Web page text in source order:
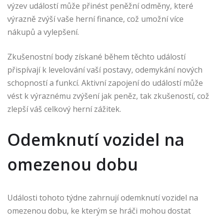
výzev událostí může přinést peněžní odměny, které
výrazně zvýší vaše herní finance, což umožní více
nákupů a vylepšení.
Zkušenostní body získané během těchto událostí
přispívají k levelování vaší postavy, odemykání nových
schopností a funkcí. Aktivní zapojení do událostí může
vést k výraznému zvýšení jak peněz, tak zkušeností, což
zlepší váš celkový herní zážitek.
Odemknutí vozidel na
omezenou dobu
Události tohoto týdne zahrnují odemknutí vozidel na
omezenou dobu, ke kterým se hráči mohou dostat